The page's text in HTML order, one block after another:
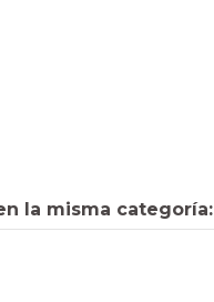
la misma categoría: